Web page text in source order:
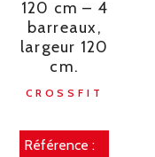
120 cm – 4
barreaux,
largeur 120
cm.
CROSSFIT
Référence :